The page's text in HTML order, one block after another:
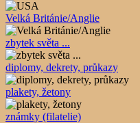
Velká Británie/Anglie
zbytek světa ...
diplomy, dekrety, průkazy
plakety, žetony
známky (filatelie)